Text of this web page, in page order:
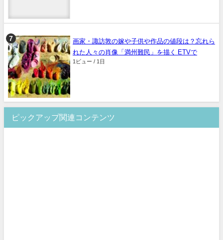
画家・諏訪敦の嫁や子供や作品の値段は？忘れら
れた人々の肖像「満州難民」を描く ETVで
1ビュー / 1日
ピックアップ関連コンテンツ